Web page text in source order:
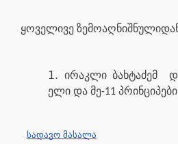
ყოველივე
ირაკლი ბახტაძემ
ელი და მე-11 პრინციპები
სადავო მასალა